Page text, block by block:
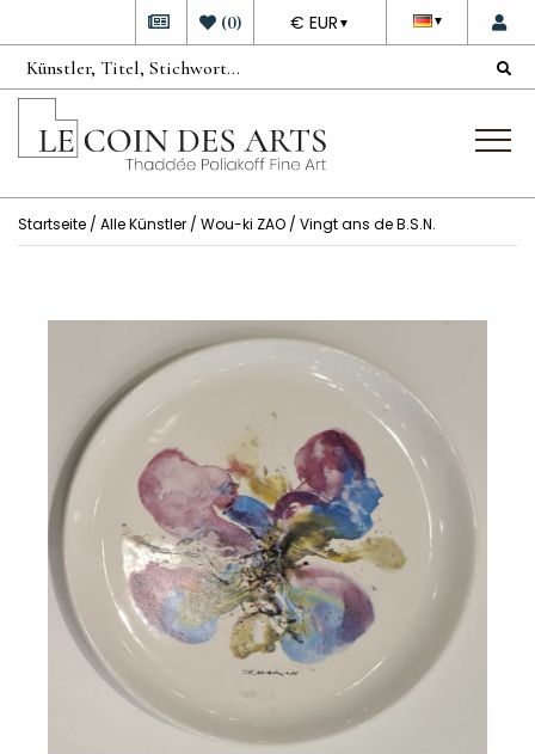
▼
DEVISE
€ EUR ▼
(0)
Startseite / Alle Künstler / Wou-ki ZAO / Vingt ans de B.S.N.